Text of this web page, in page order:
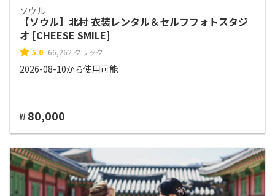
ソウル
【ソウル】北村 衣装レンタル＆セルフフォトスタジ
オ [CHEESE SMILE]
5.0 66,262 クリック
2026-08-10から使用可能
₩ 80,000